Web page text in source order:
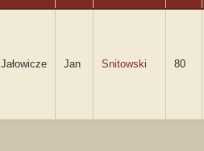
Jałowicze Jan Snitowski 80